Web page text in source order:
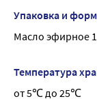
-Не
-Не применять
взрослого
-Избегать
Упаковка и
Масло эфирное
Температура
от 5℃ до 25℃